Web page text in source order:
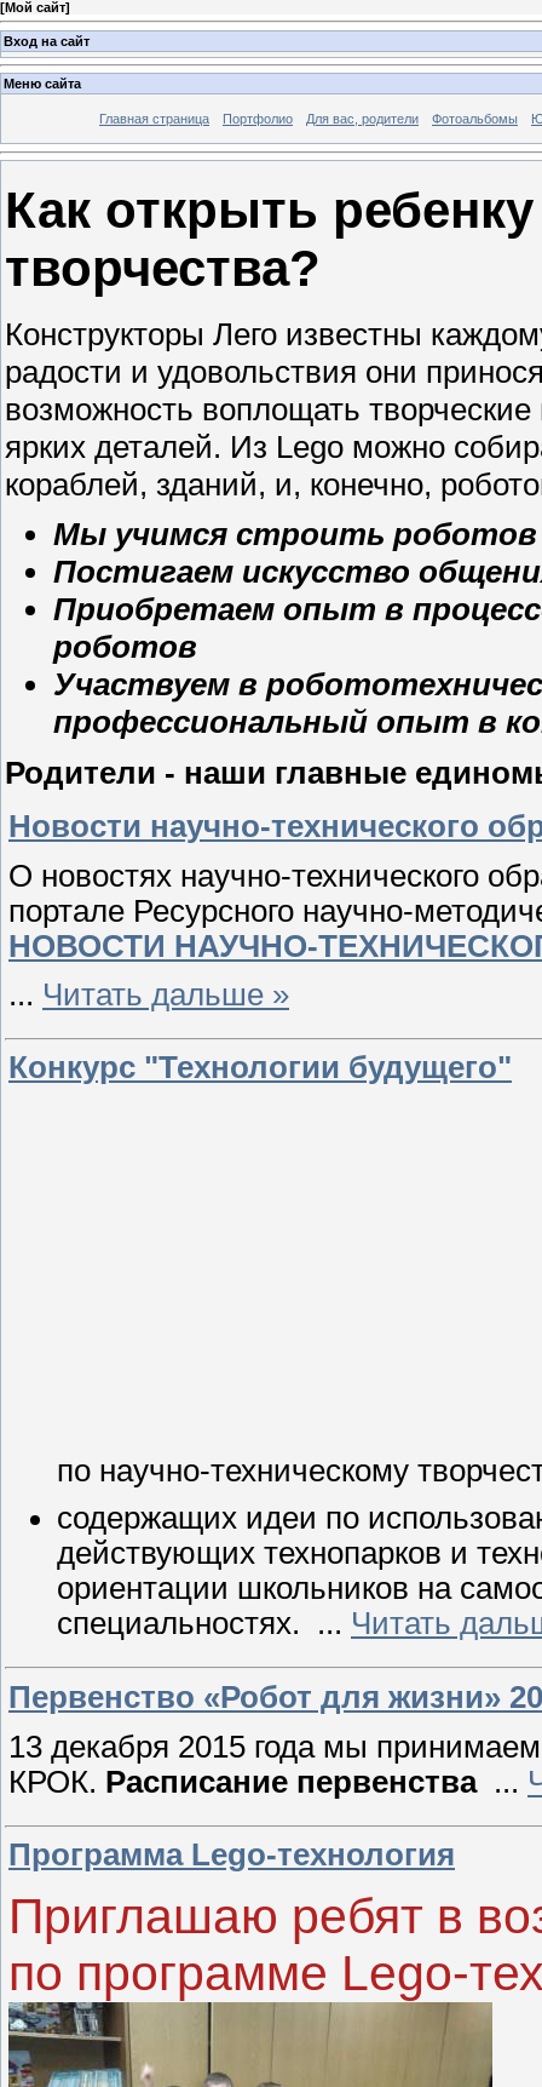
[Мой сайт]
Вход на сайт
Меню сайта
Главная страница Портфолио Для вас, родители Фотоальбомы
Как открыть
творчества?
Конструкторы Лего известны
радости и удовольствия они
возможность воплощать творческие
ярких деталей. Из Lego можно
кораблей, зданий, и, конечно,
Мы учимся строить
Постигаем искусство
Приобретаем опыт в
роботов
Участвуем в
профессиональный опыт в
Родители - наши главные
Новости научно-технического
О новостях научно-технического
портале Ресурсного научно-
НОВОСТИ НАУЧНО-
... Читать дальше »
Конкурс "Технологии будущего"
по научно-техническому
содержащих идеи по
действующих технопарков и
ориентации школьников на
специальностях. ... Читать
Первенство «Робот для жизни»
13 декабря 2015 года мы
КРОК. Расписание первенства ...
Программа Lego-технология
Приглашаю ребят в
по программе Lego-